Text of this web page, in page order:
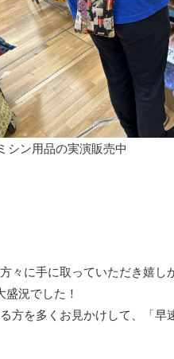
シン用品の実演販売中
々に手に取っていただき嬉し
況でした！
方を多くお見かけして、「早